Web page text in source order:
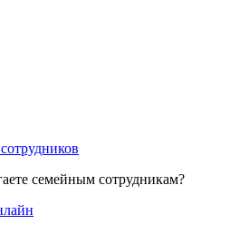
семейным сотрудникам?